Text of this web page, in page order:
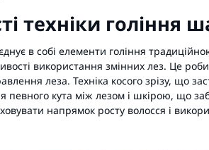
техніки гоління
в собі елементи гоління
використання змінних лез. Це
леза. Техніка косого зрізу, що
певного кута між лезом і шкірою, що
напрямок росту волосся і